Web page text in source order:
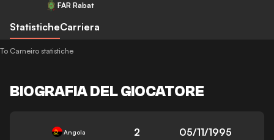
FAR Rabat
StatisticheCarriera
To Carneiro statistiche
BIOGRAFIA DEL GIOCATORE
Angola 2 05/11/1995